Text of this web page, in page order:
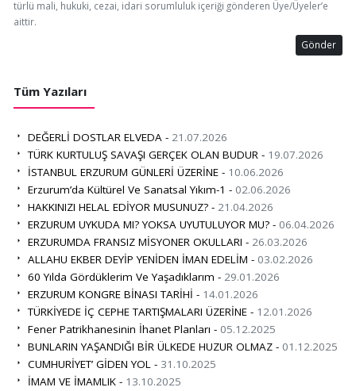
türlü mali, hukuki, cezai, idari sorumluluk içeriği gönderen Üye/Üyeler’e
aittir.
Gönder
Tüm Yazıları
DEĞERLİ DOSTLAR ELVEDA - 21.07.2026
TÜRK KURTULUŞ SAVAŞI GERÇEK OLAN BUDUR - 19.07.2026
İSTANBUL ERZURUM GÜNLERİ ÜZERİNE - 10.06.2026
Erzurum’da Kültürel Ve Sanatsal Yıkım-1 - 02.06.2026
HAKKINIZI HELAL EDİYOR MUSUNUZ? - 21.04.2026
ERZURUM UYKUDA MI? YOKSA UYUTULUYOR MU? - 06.04.2026
ERZURUMDA FRANSIZ MİSYONER OKULLARI - 26.03.2026
ALLAHU EKBER DEYİP YENİDEN İMAN EDELİM - 03.02.2026
60 Yılda Gördüklerim Ve Yaşadıklarım - 29.01.2026
ERZURUM KONGRE BİNASI TARİHİ - 14.01.2026
TÜRKİYEDE İÇ CEPHE TARTIŞMALARI ÜZERİNE - 12.01.2026
Fener Patrikhanesinin İhanet Planları - 05.12.2025
BUNLARIN YAŞANDIĞI BİR ÜLKEDE HUZUR OLMAZ - 01.12.2025
CUMHURİYET’ GİDEN YOL - 31.10.2025
İMAM VE İMAMLIK - 13.10.2025